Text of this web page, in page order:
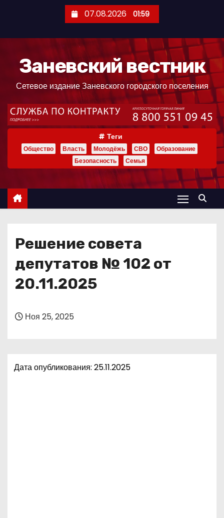
ж
07.08.2026 01:59
Заневский вестник
Сетевое издание Заневского городского поселения
Теги
Общество Власть Молодёжь СВО
Образование
Безопасность
Семья
Решение совета
депутатов № 102 от
20.11.2025
Ноя 25, 2025
Дата опубликования: 25.11.2025